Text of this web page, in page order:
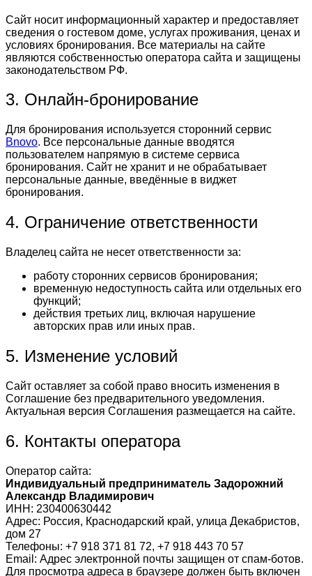
Сайт носит информационный характер и предоставляет
сведения о гостевом доме, услугах проживания, ценах и
условиях бронирования. Все материалы на сайте
являются собственностью оператора сайта и защищены
законодательством РФ.
3. Онлайн-бронирование
Для бронирования используется сторонний сервис
Bnovo. Все персональные данные вводятся
пользователем напрямую в системе сервиса
бронирования. Сайт не хранит и не обрабатывает
персональные данные, введённые в виджет
бронирования.
4. Ограничение ответственности
Владелец сайта не несет ответственности за:
работу сторонних сервисов бронирования;
временную недоступность сайта или отдельных его
функций;
действия третьих лиц, включая нарушение
авторских прав или иных прав.
5. Изменение условий
Сайт оставляет за собой право вносить изменения в
Соглашение без предварительного уведомления.
Актуальная версия Соглашения размещается на сайте.
6. Контакты оператора
Оператор сайта:
Индивидуальный предприниматель Задорожний
Александр Владимирович
ИНН: 230400630442
Адрес: Россия, Краснодарский край, улица Декабристов,
дом 27
Телефоны: +7 918 371 81 72, +7 918 443 70 57
Email: Адрес электронной почты защищен от спам-ботов.
Для просмотра адреса в браузере должен быть включен